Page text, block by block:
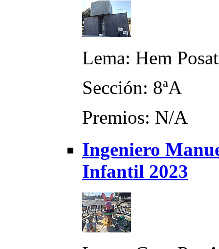
Lema: Hem
Sección: 8ªA
Premios: N/A
Ingeniero
Infantil 2023